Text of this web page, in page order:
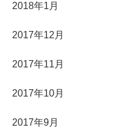
2018年1月
2017年12月
2017年11月
2017年10月
2017年9月